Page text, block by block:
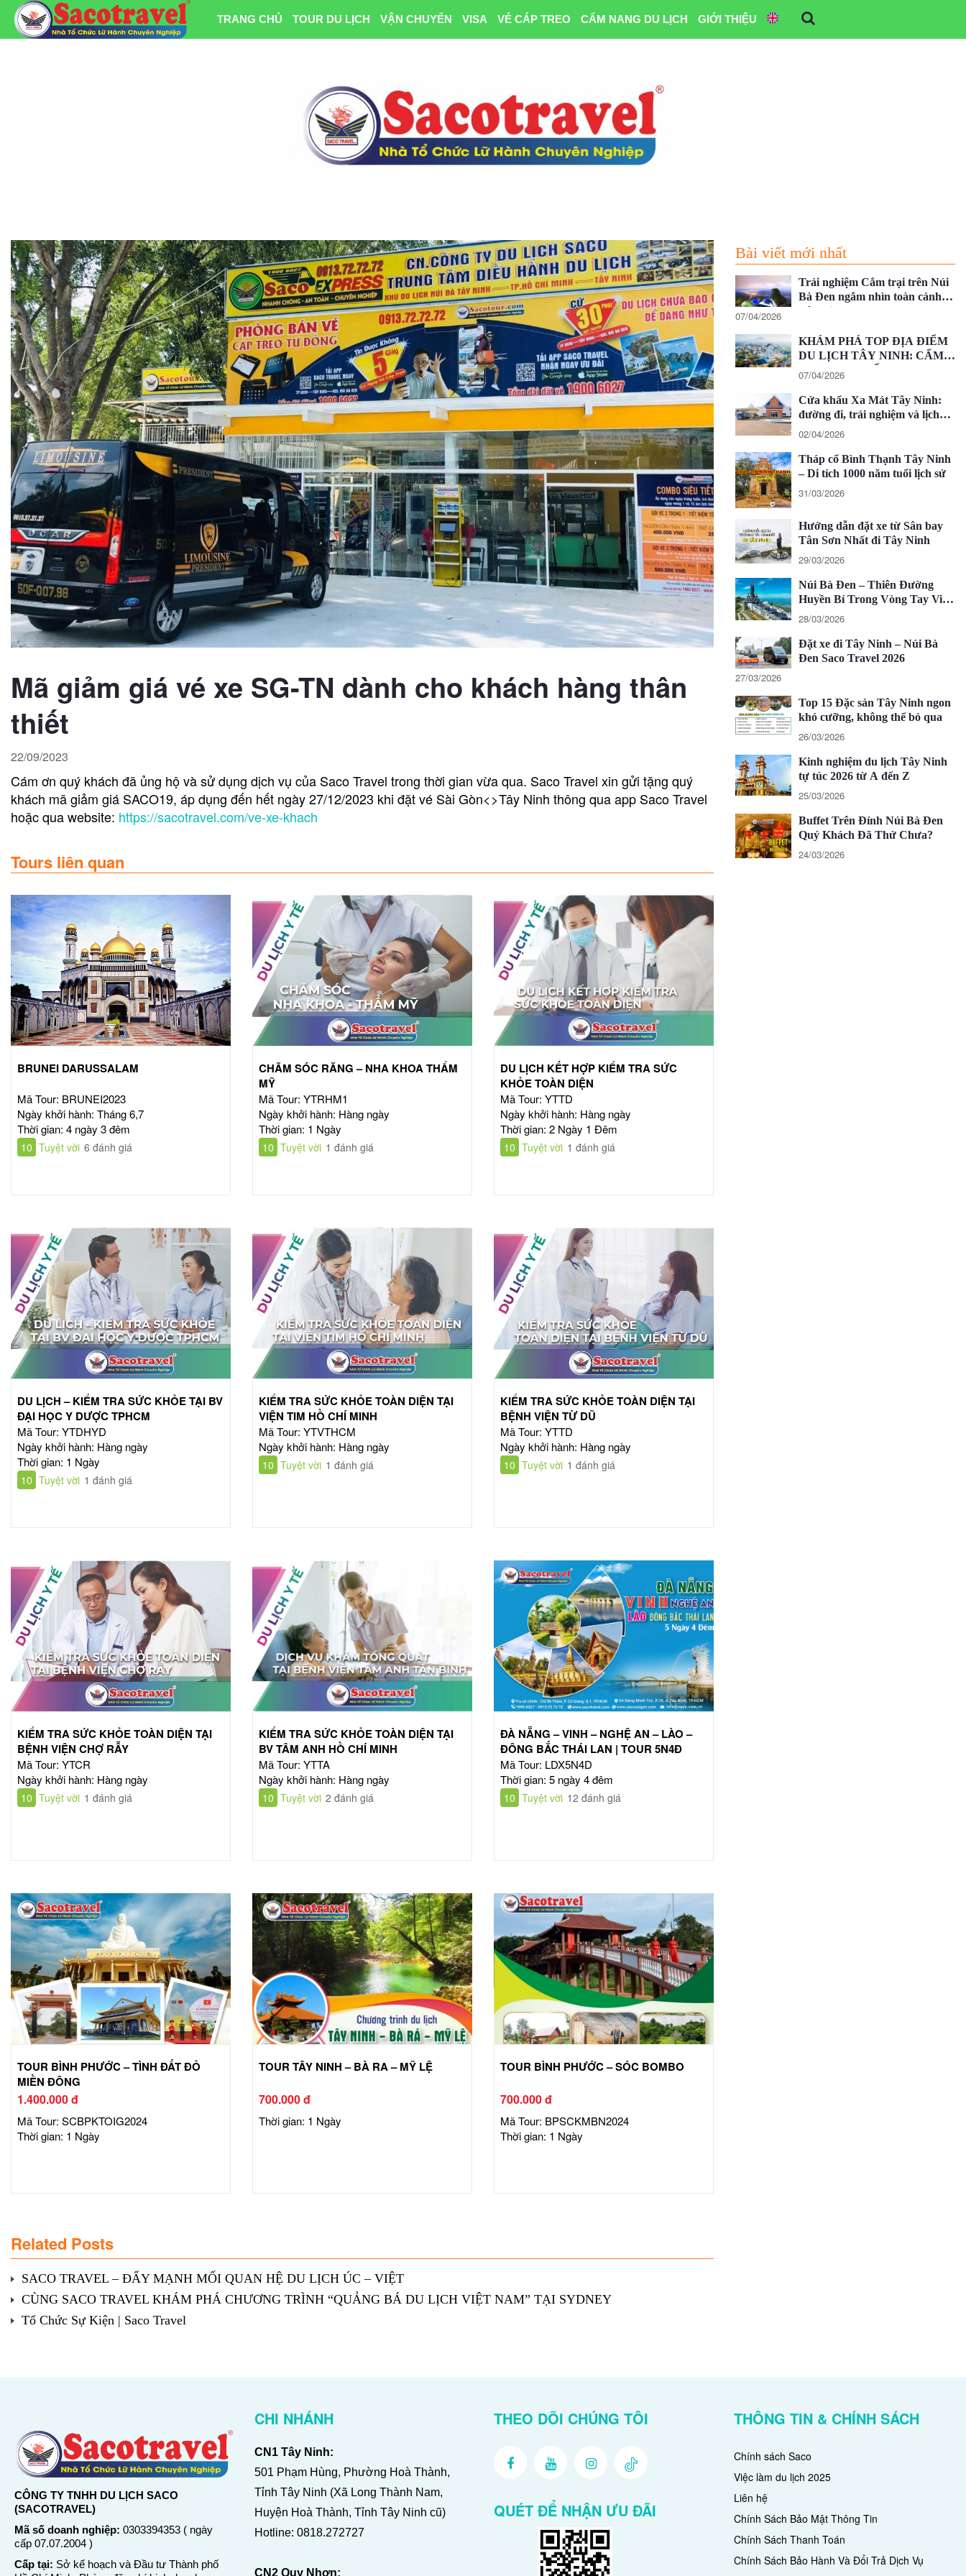
TRANG CHỦ TOUR DU LỊCH VẬN CHUYỂN VISA VÉ CÁP TREO CẨM NANG DU LỊCH GIỚI THIỆU
Mã giảm giá vé xe SG-TN dành cho khách hàng thân
thiết
22/09/2023
Cám ơn quý khách đã ủng hộ và sử dụng dịch vụ của Saco Travel trong thời gian vừa qua. Saco Travel xin gửi tặng quý
khách mã giảm giá SACO19, áp dụng đến hết ngày 27/12/2023 khi đặt vé Sài Gòn<>Tây Ninh thông qua app Saco Travel
hoặc qua website: https://sacotravel.com/ve-xe-khach
Tours liên quan
BRUNEI DARUSSALAM
Mã Tour: BRUNEI2023
Ngày khởi hành: Tháng 6,7
Thời gian: 4 ngày 3 đêm
10 Tuyệt vời 6 đánh giá
CHĂM SÓC RĂNG – NHA KHOA THẨM
MỸ
Mã Tour: YTRHM1
Ngày khởi hành: Hàng ngày
Thời gian: 1 Ngày
10 Tuyệt vời 1 đánh giá
DU LỊCH KẾT HỢP KIỂM TRA SỨC
KHỎE TOÀN DIỆN
Mã Tour: YTTD
Ngày khởi hành: Hàng ngày
Thời gian: 2 Ngày 1 Đêm
10 Tuyệt vời 1 đánh giá
DU LỊCH – KIỂM TRA SỨC KHỎE TẠI BV
ĐẠI HỌC Y DƯỢC TPHCM
Mã Tour: YTDHYD
Ngày khởi hành: Hàng ngày
Thời gian: 1 Ngày
10 Tuyệt vời 1 đánh giá
KIỂM TRA SỨC KHỎE TOÀN DIỆN TẠI
VIỆN TIM HỒ CHÍ MINH
Mã Tour: YTVTHCM
Ngày khởi hành: Hàng ngày
10 Tuyệt vời 1 đánh giá
KIỂM TRA SỨC KHỎE TOÀN DIỆN TẠI
BỆNH VIỆN TỪ DŨ
Mã Tour: YTTD
Ngày khởi hành: Hàng ngày
10 Tuyệt vời 1 đánh giá
KIỂM TRA SỨC KHỎE TOÀN DIỆN TẠI
BỆNH VIỆN CHỢ RẪY
Mã Tour: YTCR
Ngày khởi hành: Hàng ngày
10 Tuyệt vời 1 đánh giá
KIỂM TRA SỨC KHỎE TOÀN DIỆN TẠI
BV TÂM ANH HỒ CHÍ MINH
Mã Tour: YTTA
Ngày khởi hành: Hàng ngày
10 Tuyệt vời 2 đánh giá
ĐÀ NẴNG – VINH – NGHỆ AN – LÀO –
ĐÔNG BẮC THÁI LAN | TOUR 5N4Đ
Mã Tour: LDX5N4D
Thời gian: 5 ngày 4 đêm
10 Tuyệt vời 12 đánh giá
TOUR BÌNH PHƯỚC – TÌNH ĐẤT ĐỎ
MIỀN ĐÔNG
1.400.000 đ
Mã Tour: SCBPKTOIG2024
Thời gian: 1 Ngày
TOUR TÂY NINH – BÀ RA – MỸ LỆ
700.000 đ
Thời gian: 1 Ngày
TOUR BÌNH PHƯỚC – SÓC BOMBO
700.000 đ
Mã Tour: BPSCKMBN2024
Thời gian: 1 Ngày
Related Posts
SACO TRAVEL – ĐẨY MẠNH MỐI QUAN HỆ DU LỊCH ÚC – VIỆT
CÙNG SACO TRAVEL KHÁM PHÁ CHƯƠNG TRÌNH “QUẢNG BÁ DU LỊCH VIỆT NAM” TẠI SYDNEY
Tổ Chức Sự Kiện | Saco Travel
Bài viết mới nhất
Trải nghiệm Cắm trại trên Núi
Bà Đen ngắm nhìn toàn cảnh
Tây Ninh
07/04/2026
KHÁM PHÁ TOP ĐỊA ĐIỂM
DU LỊCH TÂY NINH: CẨM
NANG CHI TIẾT 2026
07/04/2026
Cửa khẩu Xa Mát Tây Ninh:
đường đi, trải nghiệm và lịch
trình 1 ngày
02/04/2026
Tháp cổ Bình Thạnh Tây Ninh
– Di tích 1000 năm tuổi lịch sử
31/03/2026
Hướng dẫn đặt xe từ Sân bay
Tân Sơn Nhất đi Tây Ninh
29/03/2026
Núi Bà Đen – Thiên Đường
Huyền Bí Trong Vòng Tay Việt
Nam
28/03/2026
Đặt xe đi Tây Ninh – Núi Bà
Đen Saco Travel 2026
27/03/2026
Top 15 Đặc sản Tây Ninh ngon
khó cưỡng, không thể bỏ qua
26/03/2026
Kinh nghiệm du lịch Tây Ninh
tự túc 2026 từ A đến Z
25/03/2026
Buffet Trên Đỉnh Núi Bà Đen
Quý Khách Đã Thử Chưa?
24/03/2026
CÔNG TY TNHH DU LỊCH SACO
(SACOTRAVEL)
Mã số doanh nghiệp: 0303394353 ( ngày
cấp 07.07.2004 )
Cấp tại: Sở kế hoạch và Đầu tư Thành phố
CHI NHÁNH
CN1 Tây Ninh:
501 Phạm Hùng, Phường Hoà Thành,
Tỉnh Tây Ninh (Xã Long Thành Nam,
Huyện Hoà Thành, Tỉnh Tây Ninh cũ)
Hotline: 0818.272727
CN2 Quy Nhơn:
THEO DÕI CHÚNG TÔI
QUÉT ĐỂ NHẬN ƯU ĐÃI
THÔNG TIN & CHÍNH SÁCH
Chính sách Saco
Việc làm du lịch 2025
Liên hệ
Chính Sách Bảo Mật Thông Tin
Chính Sách Thanh Toán
Chính Sách Bảo Hành Và Đổi Trả Dịch Vụ